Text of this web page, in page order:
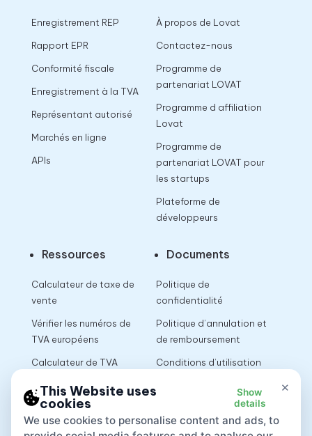
Enregistrement REP
Rapport EPR
Conformité fiscale
Enregistrement à la TVA
Représentant autorisé
Marchés en ligne
APIs
À propos de Lovat
Contactez-nous
Programme de
partenariat LOVAT
Programme d affiliation
Lovat
Programme de
partenariat LOVAT pour
les startups
Plateforme de
développeurs
Ressources
Calculateur de taxe de
vente
Vérifier les numéros de
TVA européens
Calculateur de TVA
Documents
Politique de
confidentialité
Politique d’annulation et
de remboursement
Conditions d’utilisation
×
This Website uses
cookies
Show
details
We use cookies to personalise content and ads, to